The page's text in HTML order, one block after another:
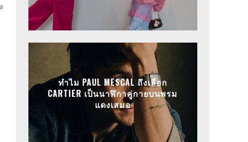
ทำไม PAUL MESCAL ถึงเลือก
CARTIER เป็นนาฬิกาคู่กายบนพรม
แดงเสมอ